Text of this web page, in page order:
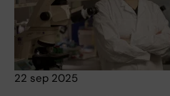
22 sep 2025